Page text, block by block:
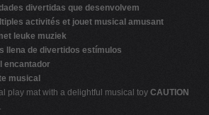
divertidas que desenvolvem
activités et jouet musical amusant
leuke muziek
llena de divertidos estímulos
encantador
musical
play mat with a delightful musical toy CAUTION